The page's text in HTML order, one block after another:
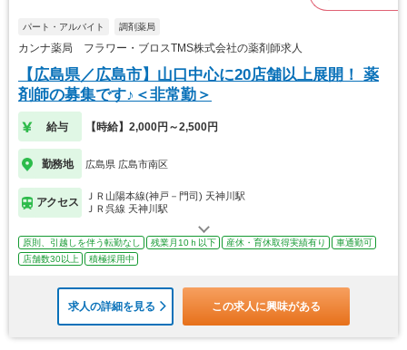
パート・アルバイト 調剤薬局
カンナ薬局 フラワー・ブロスTMS株式会社の薬剤師求人
【広島県／広島市】山口中心に20店舗以上展開！ 薬
剤師の募集です♪＜非常勤＞
給与 【時給】2,000円～2,500円
勤務地 広島県 広島市南区
アクセス
ＪＲ山陽本線(神戸－門司) 天神川駅
ＪＲ呉線 天神川駅
原則、引越しを伴う転勤なし 残業月10ｈ以下 産休・育休取得実績有り
車通勤可
店舗数30以上
積極採用中
求人の詳細を見る この求人に興味がある